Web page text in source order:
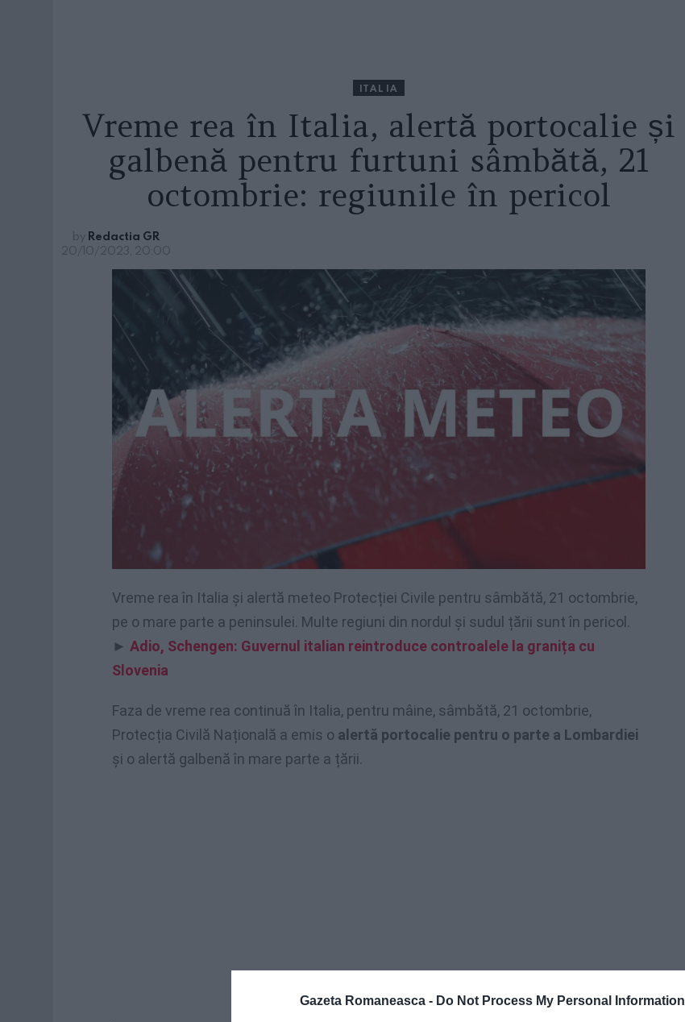
Gazeta Romaneasca - Do Not Process My Personal Information
ITALIA
Vreme rea în Italia, alertă portocalie și
galbenă pentru furtuni sâmbătă, 21
octombrie: regiunile în pericol
by Redactia GR
20/10/2023, 20:00
Vreme rea în Italia și alertă meteo Protecției Civile pentru sâmbătă, 21 octombrie,
pe o mare parte a peninsulei. Multe regiuni din nordul și sudul țării sunt în pericol.
► Adio, Schengen: Guvernul italian reintroduce controalele la granița cu
Slovenia
Faza de vreme rea continuă în Italia, pentru mâine, sâmbătă, 21 octombrie,
Protecția Civilă Națională a emis o alertă portocalie pentru o parte a Lombardiei
și o alertă galbenă în mare parte a țării.